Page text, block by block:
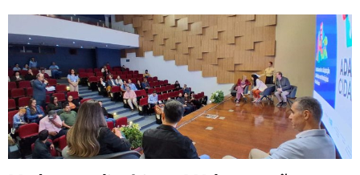
t